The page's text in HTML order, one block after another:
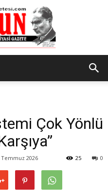
Çok Yönlü
Temmuz 2026 0
25